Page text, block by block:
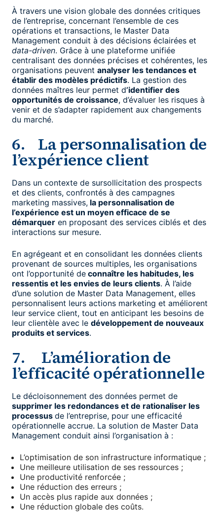
À travers une vision globale des données critiques
de l’entreprise, concernant l’ensemble de ces
opérations et transactions, le Master Data
Management conduit à des décisions éclairées et
data-driven. Grâce à une plateforme unifiée
centralisant des données précises et cohérentes, les
organisations peuvent analyser les tendances et
établir des modèles prédictifs. La gestion des
données maîtres leur permet d’identifier des
opportunités de croissance, d’évaluer les risques à
venir et de s’adapter rapidement aux changements
du marché.
6. La personnalisation de
l’expérience client
Dans un contexte de sursollicitation des prospects
et des clients, confrontés à des campagnes
marketing massives, la personnalisation de
l’expérience est un moyen efficace de se
démarquer en proposant des services ciblés et des
interactions sur mesure.
En agrégeant et en consolidant les données clients
provenant de sources multiples, les organisations
ont l’opportunité de connaître les habitudes, les
ressentis et les envies de leurs clients. À l’aide
d’une solution de Master Data Management, elles
personnalisent leurs actions marketing et améliorent
leur service client, tout en anticipant les besoins de
leur clientèle avec le développement de nouveaux
produits et services.
7. L’amélioration de
l’efficacité opérationnelle
Le décloisonnement des données permet de
supprimer les redondances et de rationaliser les
processus de l’entreprise, pour une efficacité
opérationnelle accrue. La solution de Master Data
Management conduit ainsi l’organisation à :
L’optimisation de son infrastructure informatique ;
Une meilleure utilisation de ses ressources ;
Une productivité renforcée ;
Une réduction des erreurs ;
Un accès plus rapide aux données ;
Une réduction globale des coûts.